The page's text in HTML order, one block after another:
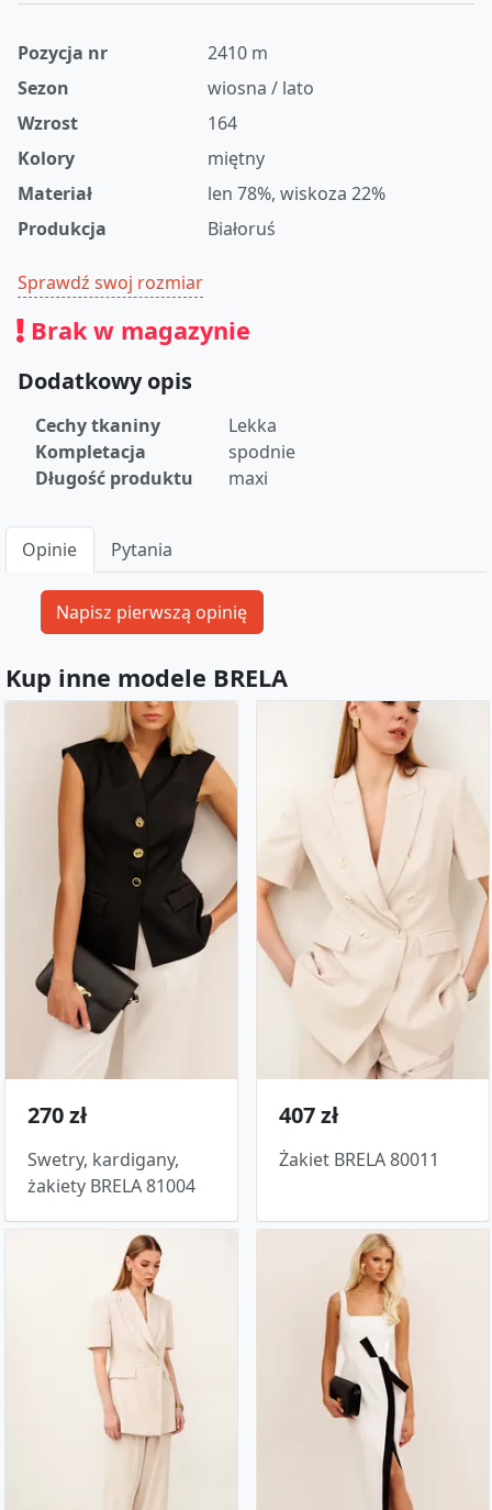
Pozycja nr
2410 m
Sezon
wiosna / lato
Wzrost
164
Kolory
miętny
Materiał
len 78%, wiskoza 22%
Produkcja
Białoruś
Sprawdź swoj rozmiar
Brak w magazynie
Dodatkowy opis
Cechy tkaniny
Lekka
Kompletacja
spodnie
Długość produktu
maxi
Opinie Pytania
Kup inne modele BRELA
270 zł
Swetry, kardigany,
żakiety BRELA 81004
407 zł
Żakiet BRELA 80011